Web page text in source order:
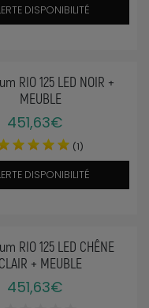
DISPONIBILITÉ
RIO 125 LED NOIR +
MEUBLE
451,63€
(1)
DISPONIBILITÉ
RIO 125 LED CHÊNE
CLAIR + MEUBLE
451,63€